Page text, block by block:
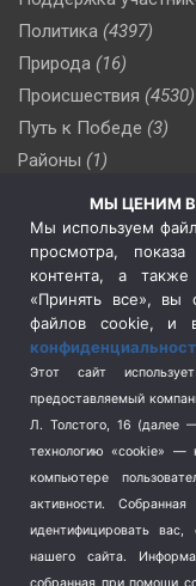
Политика (4397)
Природа (16)
Происшествия (4530)
Путь к Победе (3)
Районы (1)
(510)
Сельское хозяйство
Социальная политика
Спецоперация в
Спецоперация на
Спорт (740)
Терроризм (1)
Транспорт (262)
Туризм (178)
Школа и спорт (2)
МЫ ЦЕНИМ
Мы используем
просмотра,
контента, а
«Принять все», вы
файлов cookie, и
Этот сайт
предоставляемый
Л. Толстого, 16 (далее
технологию «cookie» —
компьютере
активности.
идентифицировать
нашего сайта.